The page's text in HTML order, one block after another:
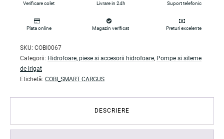
Verificare colet Livrare in 24h Suport telefonic
Plata online Magazin verificat Preturi excelente
SKU: COBI0067
Categorii: Hidrofoare, piese si accesorii hidrofoare, Pompe si siteme
de irigat
Etichetă: COBI_SMART CARGUS
DESCRIERE